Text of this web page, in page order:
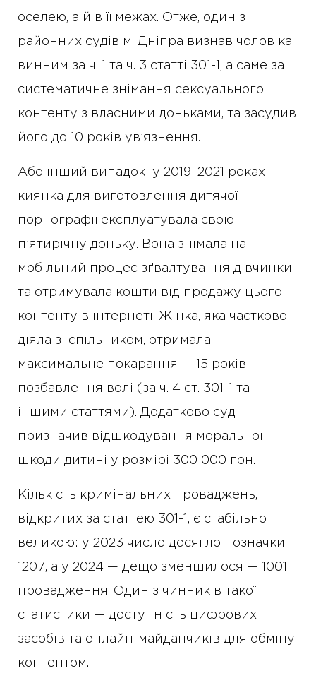
оселею, а й в її межах. Отже, один з
районних судів м. Дніпра визнав чоловіка
винним за ч. 1 та ч. 3 статті 301-1, а саме за
систематичне знімання сексуального
контенту з власними доньками, та засудив
його до 10 років ув’язнення.
Або інший випадок: у 2019–2021 роках
киянка для виготовлення дитячої
порнографії експлуатувала свою
п’ятирічну доньку. Вона знімала на
мобільний процес зґвалтування дівчинки
та отримувала кошти від продажу цього
контенту в інтернеті. Жінка, яка частково
діяла зі спільником, отримала
максимальне покарання — 15 років
позбавлення волі (за ч. 4 ст. 301-1 та
іншими статтями). Додатково суд
призначив відшкодування моральної
шкоди дитині у розмірі 300 000 грн.
Кількість кримінальних проваджень,
відкритих за статтею 301-1, є стабільно
великою: у 2023 число досягло позначки
1207, а у 2024 — дещо зменшилося — 1001
провадження. Один з чинників такої
статистики — доступність цифрових
засобів та онлайн-майданчиків для обміну
контентом.